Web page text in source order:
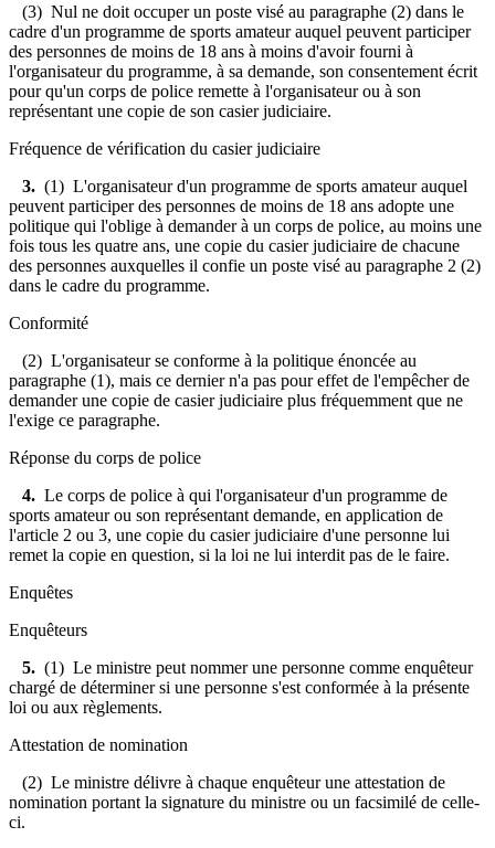
(3) Nul ne doit occuper un poste visé au paragraphe (2) dans le
cadre d'un programme de sports amateur auquel peuvent participer
des personnes de moins de 18 ans à moins d'avoir fourni à
l'organisateur du programme, à sa demande, son consentement écrit
pour qu'un corps de police remette à l'organisateur ou à son
représentant une copie de son casier judiciaire.
Fréquence de vérification du casier judiciaire
3. (1) L'organisateur d'un programme de sports amateur auquel
peuvent participer des personnes de moins de 18 ans adopte une
politique qui l'oblige à demander à un corps de police, au moins une
fois tous les quatre ans, une copie du casier judiciaire de chacune
des personnes auxquelles il confie un poste visé au paragraphe 2 (2)
dans le cadre du programme.
Conformité
(2) L'organisateur se conforme à la politique énoncée au
paragraphe (1), mais ce dernier n'a pas pour effet de l'empêcher de
demander une copie de casier judiciaire plus fréquemment que ne
l'exige ce paragraphe.
Réponse du corps de police
4. Le corps de police à qui l'organisateur d'un programme de
sports amateur ou son représentant demande, en application de
l'article 2 ou 3, une copie du casier judiciaire d'une personne lui
remet la copie en question, si la loi ne lui interdit pas de le faire.
Enquêtes
Enquêteurs
5. (1) Le ministre peut nommer une personne comme enquêteur
chargé de déterminer si une personne s'est conformée à la présente
loi ou aux règlements.
Attestation de nomination
(2) Le ministre délivre à chaque enquêteur une attestation de
nomination portant la signature du ministre ou un facsimilé de celle-
ci.